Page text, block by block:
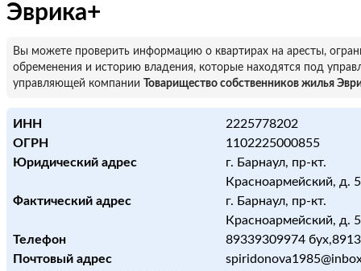
Эврика+
Вы можете проверить информацию о квартирах на аресты,
обременения и историю владения, которые находятся под
управляющей компании
Товарищество собственников жилья
ИНН
2225778202
ОГРН
1102225000855
Юридический адрес
г. Барнаул, пр-кт.
Красноармейский, д.
Фактический адрес
г. Барнаул, пр-кт.
Красноармейский, д.
Телефон
89339309974
Почтовый адрес